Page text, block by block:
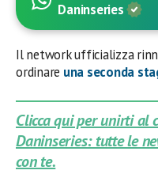
Daninseries
Il network ufficializza
ordinare una seconda
Clicca qui per unirti al
Daninseries: tutte le
con te.